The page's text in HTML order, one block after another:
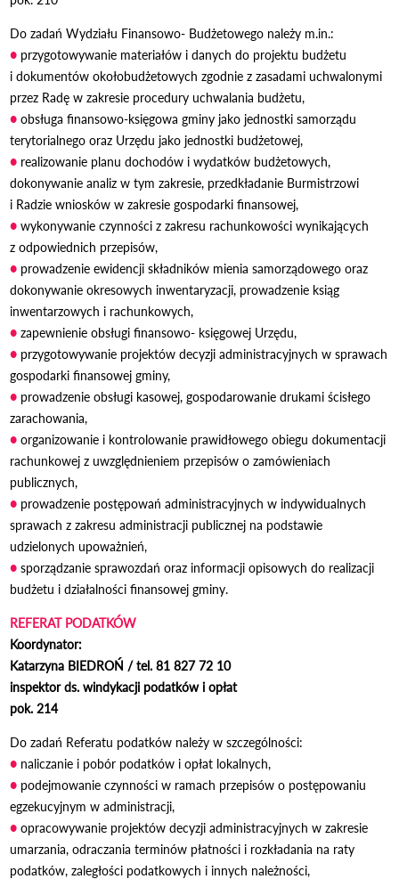
Do zadań Wydziału Finansowo- Budżetowego należy m.in.:
● przygotowywanie materiałów i danych do projektu budżetu
i dokumentów okołobudżetowych zgodnie z zasadami uchwalonymi
przez Radę w zakresie procedury uchwalania budżetu,
● obsługa finansowo-księgowa gminy jako jednostki samorządu
terytorialnego oraz Urzędu jako jednostki budżetowej,
● realizowanie planu dochodów i wydatków budżetowych,
dokonywanie analiz w tym zakresie, przedkładanie Burmistrzowi
i Radzie wniosków w zakresie gospodarki finansowej,
● wykonywanie czynności z zakresu rachunkowości wynikających
z odpowiednich przepisów,
● prowadzenie ewidencji składników mienia samorządowego oraz
dokonywanie okresowych inwentaryzacji, prowadzenie ksiąg
inwentarzowych i rachunkowych,
● zapewnienie obsługi finansowo- księgowej Urzędu,
● przygotowywanie projektów decyzji administracyjnych w sprawach
gospodarki finansowej gminy,
● prowadzenie obsługi kasowej, gospodarowanie drukami ścisłego
zarachowania,
● organizowanie i kontrolowanie prawidłowego obiegu dokumentacji
rachunkowej z uwzględnieniem przepisów o zamówieniach
publicznych,
● prowadzenie postępowań administracyjnych w indywidualnych
sprawach z zakresu administracji publicznej na podstawie
udzielonych upoważnień,
● sporządzanie sprawozdań oraz informacji opisowych do realizacji
budżetu i działalności finansowej gminy.
REFERAT PODATKÓW
Koordynator:
Katarzyna BIEDROŃ / tel. 81 827 72 10
inspektor ds. windykacji podatków i opłat
pok. 214
Do zadań Referatu podatków należy w szczególności:
● naliczanie i pobór podatków i opłat lokalnych,
● podejmowanie czynności w ramach przepisów o postępowaniu
egzekucyjnym w administracji,
● opracowywanie projektów decyzji administracyjnych w zakresie
umarzania, odraczania terminów płatności i rozkładania na raty
podatków, zaległości podatkowych i innych należności,